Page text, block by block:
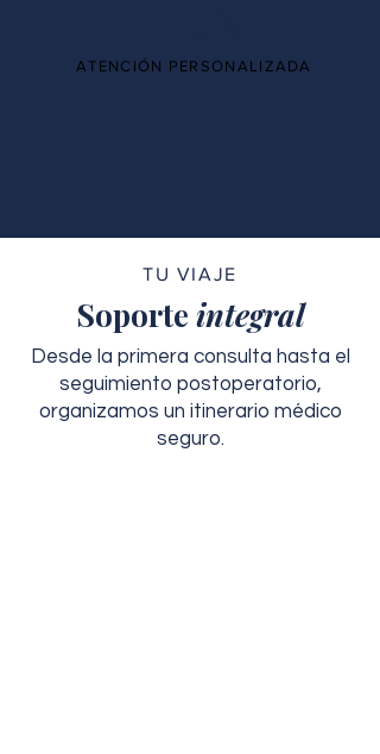
ATENCIÓN PERSONALIZADA
TU VIAJE
Soporte integral
Desde la primera consulta hasta el
seguimiento postoperatorio,
organizamos un itinerario médico
seguro.